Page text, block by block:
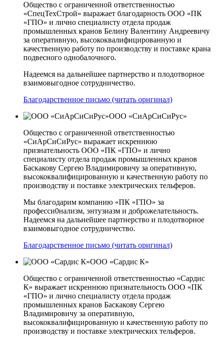
Общество с ограниченной ответственностью
«СпецТехСтрой» выражает благодарность ООО «ПК
«ГПО» и лично специалисту отдела продаж
промышленных кранов Белину Валентину Андреевичу
за оперативную, высококвалифицированную и
качественную работу по производству и поставке крана
подвесного однобалочного.
Надеемся на дальнейшее партнерство и плодотворное
взаимовыгодное сотрудничество.
Благодарственное письмо (читать оригинал)
ООО «СиАрСиСиРус»
Общество с ограниченной ответственностью
«СиАрСиСиРус» выражает искреннюю
признательность ООО «ПК «ГПО» и лично
специалисту отдела продаж промышленных кранов
Баскакову Сергею Владимировичу за оперативную,
высококвалифицированную и качественную работу по
производству и поставке электрических тельферов.
Мы благодарим компанию «ПК «ГПО» за
професси0нализм, энтузиазм и доброжелательность.
Надеемся на дальнейшее партнерство и плодотворное
взаимовыгодное сотрудничество.
Благодарственное письмо (читать оригинал)
ООО «Сардис К»
Общество с ограниченной ответственностью «Сардис
К» выражает искреннюю признательность ООО «ПК
«ГПО» и лично специалисту отдела продаж
промышленных кранов Баскакову Сергею
Владимировичу за оперативную,
высококвалифицированную и качественную работу по
производству и поставке электрических тельферов.